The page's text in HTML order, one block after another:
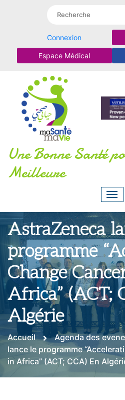
Connexion
Espace Médical
Une Bonne Santé
Meilleure
AstraZeneca
programme
Change
Africa” (ACT;
Algérie
Accueil Agenda des
lance le programme
in Africa” (ACT; CCA) En